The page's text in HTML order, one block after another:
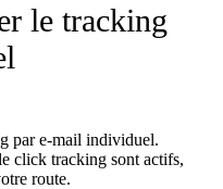
le tracking
par e-mail individuel.
click tracking sont actifs,
route.